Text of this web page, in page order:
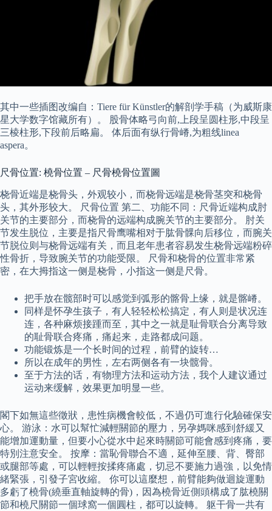
其中一些插图改编自：Tiere für Künstler的解剖学手稿（为威斯康
星大学数字馆藏所有）。 股骨体略弓向前,上段呈圆柱形,中段呈
三棱柱形,下段前后略扁。 体后面有纵行骨嵴,为粗线linea
aspera。
尺骨位置: 橈骨位置 – 尺骨橈骨位置圖
桡骨近端是桡骨头，外观较小，而桡骨远端是桡骨茎突和桡骨
头，其外形较大。 尺骨位置 第二、功能不同：尺骨近端构成肘
关节的主要部分，而桡骨的远端构成腕关节的主要部分。 肘关
节发生脱位，主要是指尺骨鹰嘴相对于肱骨髁向后移位，而腕关
节脱位则与桡骨远端有关，而且老年患者容易发生桡骨远端粉碎
性骨折，导致腕关节的功能受限。 尺骨和桡骨的位置非常紧
密，在大拇指这一侧是桡骨，小指这一侧是尺骨。
把手放在髋部时可以感觉到弧形的髂骨上缘，就是髂嵴。
同样是怀孕生孩子，有人轻轻松松搞定，有人则是状况连
连，各种麻烦接踵而至，其中之一就是耻骨联合分离导致
的耻骨联合疼痛，痛起来，走路都成问题。
功能锻炼是一个长时间的过程，前臂的旋转…
所以在成年的男性，左右两侧各有一块髋骨。
至于方法的话，有物理方法和运动方法，我个人建议通过
运动来缓解，效果更加明显一些。
閣下如無這些徵狀，患性病機會較低，不過仍可進行化驗確保安
心。 游泳：水可以幫忙減輕關節的壓力，另孕媽咪感到舒緩又
能增加運動量，但要小心從水中起來時關節可能會感到疼痛，要
特別注意安全。 按摩：當恥骨聯合不適，延伸至腰、背、臀部
或腿部等處，可以輕輕按揉疼痛處，切忌不要施力過強，以免情
緒緊張，引發子宮收縮。 你可以這麼想，前臂能夠做迴旋運動
多虧了橈骨(繞垂直軸旋轉的骨)，因為橈骨近側頭構成了肱橈關
節和橈尺關節一個球窩一個圓柱，都可以旋轉。 躯干骨一共有